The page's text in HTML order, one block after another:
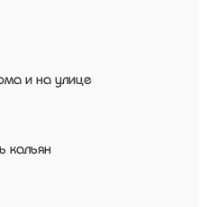
и на улице
кальян